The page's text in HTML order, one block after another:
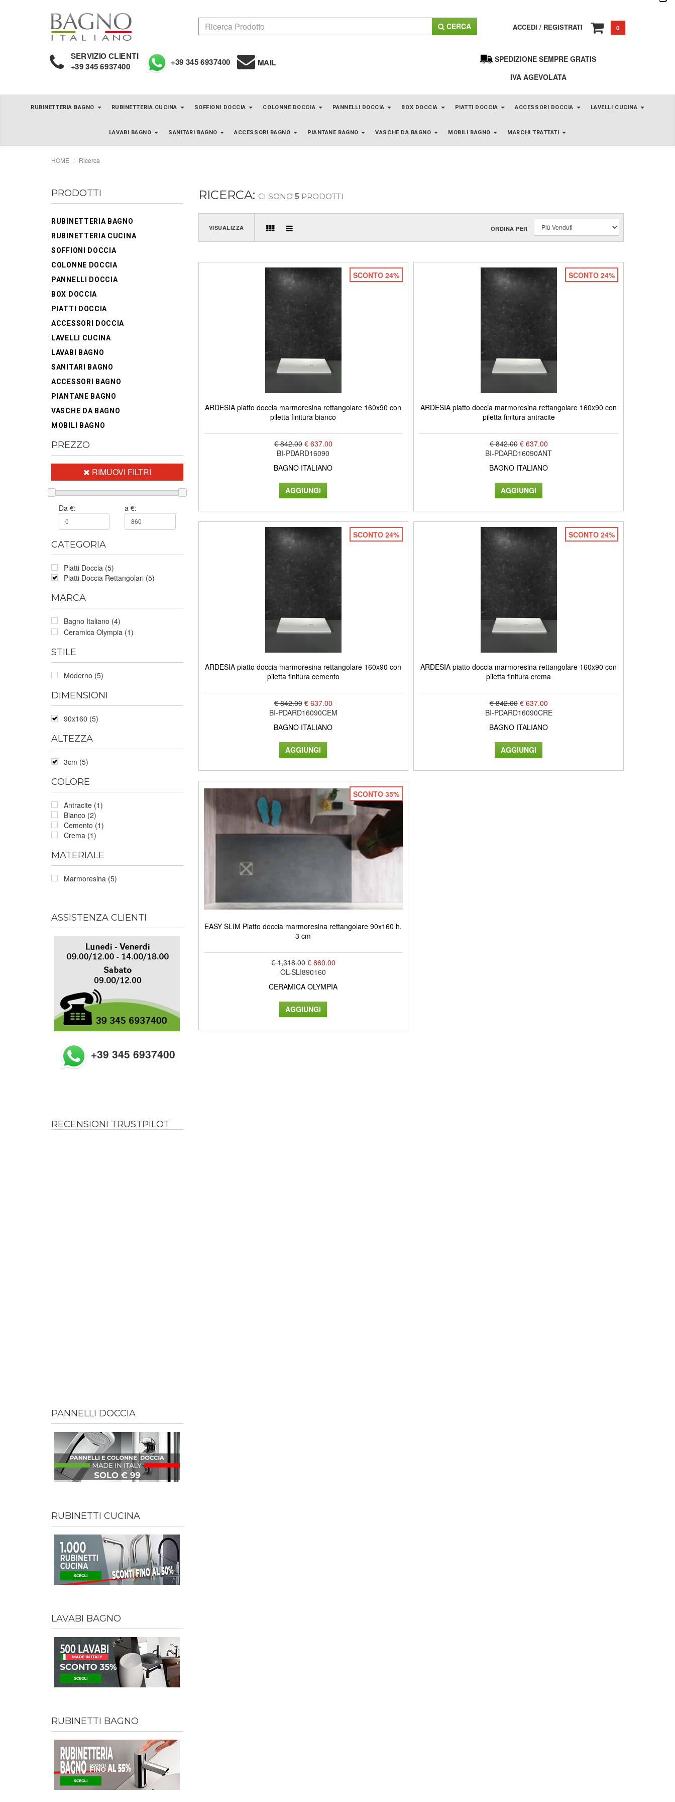
CERCA ACCEDI / REGISTRATI 0
SERVIZIO CLIENTI
+39 345 6937400 +39 345 6937400 MAIL
SPEDIZIONE SEMPRE GRATIS
IVA AGEVOLATA
RUBINETTERIA BAGNO RUBINETTERIA CUCINA SOFFIONI DOCCIA COLONNE DOCCIA PANNELLI DOCCIA BOX DOCCIA PIATTI DOCCIA ACCESSORI DOCCIA LAVELLI CUCINA
LAVABI BAGNO SANITARI BAGNO ACCESSORI BAGNO PIANTANE BAGNO VASCHE DA BAGNO MOBILI BAGNO MARCHI TRATTATI
HOME Ricerca
PRODOTTI
RUBINETTERIA BAGNO
RUBINETTERIA CUCINA
SOFFIONI DOCCIA
COLONNE DOCCIA
PANNELLI DOCCIA
BOX DOCCIA
PIATTI DOCCIA
ACCESSORI DOCCIA
LAVELLI CUCINA
LAVABI BAGNO
SANITARI BAGNO
ACCESSORI BAGNO
PIANTANE BAGNO
VASCHE DA BAGNO
MOBILI BAGNO
PREZZO
RIMUOVI FILTRI
Da €: a €:
CATEGORIA
Piatti Doccia (5)
Piatti Doccia Rettangolari (5)
MARCA
Bagno Italiano (4)
Ceramica Olympia (1)
STILE
Moderno (5)
DIMENSIONI
90x160 (5)
ALTEZZA
3cm (5)
COLORE
Antracite (1)
Bianco (2)
Cemento (1)
Crema (1)
MATERIALE
Marmoresina (5)
ASSISTENZA CLIENTI
+39 345 6937400
RECENSIONI TRUSTPILOT
PANNELLI DOCCIA
RUBINETTI CUCINA
LAVABI BAGNO
RUBINETTI BAGNO
RICERCA: CI SONO 5PRODOTTI
VISUALIZZA ORDINA PER
SCONTO 24%
ARDESIA piatto doccia marmoresina rettangolare 160x90 con
piletta finitura bianco
€ 842.00 € 637.00
BI-PDARD16090
BAGNO ITALIANO
SCONTO 24%
ARDESIA piatto doccia marmoresina rettangolare 160x90 con
piletta finitura antracite
€ 842.00 € 637.00
BI-PDARD16090ANT
BAGNO ITALIANO
SCONTO 24%
ARDESIA piatto doccia marmoresina rettangolare 160x90 con
piletta finitura cemento
€ 842.00 € 637.00
BI-PDARD16090CEM
BAGNO ITALIANO
SCONTO 24%
ARDESIA piatto doccia marmoresina rettangolare 160x90 con
piletta finitura crema
€ 842.00 € 637.00
BI-PDARD16090CRE
BAGNO ITALIANO
SCONTO 35%
EASY SLIM Piatto doccia marmoresina rettangolare 90x160 h.
3 cm
€ 1,318.00 € 860.00
OL-SLI890160
CERAMICA OLYMPIA